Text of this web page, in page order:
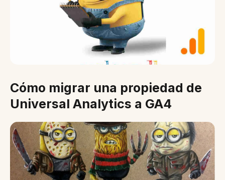
Cómo migrar una propiedad de
Universal Analytics a GA4